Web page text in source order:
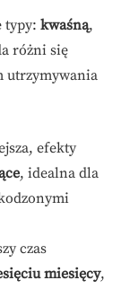
typy: kwaśną,
różni się
utrzymywania
efekty
, idealna dla
czas
miesięcy,